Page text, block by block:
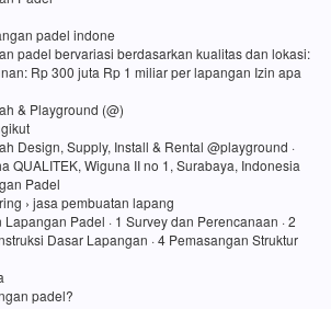
padel indone
padel bervariasi berdasarkan kualitas dan lokasi:
Rp 300 juta Rp 1 miliar per lapangan Izin apa
& Playground (@)
Design, Supply, Install & Rental @playground ·
QUALITEK, Wiguna II no 1, Surabaya, Indonesia
Padel
› jasa pembuatan lapang
Padel · 1 Survey dan Perencanaan · 2
Dasar Lapangan · 4 Pemasangan Struktur
padel?